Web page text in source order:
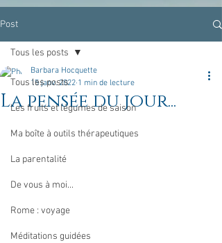
Post
Tous les posts
Les fruits et légumes de saison
Ma boîte à outils thérapeutiques
La parentalité
De vous à moi...
Rome : voyage
Méditations guidées
Tous les posts
La pensée du jour...
Barbara Hocquette
15 janv. 2022 1 min de lecture